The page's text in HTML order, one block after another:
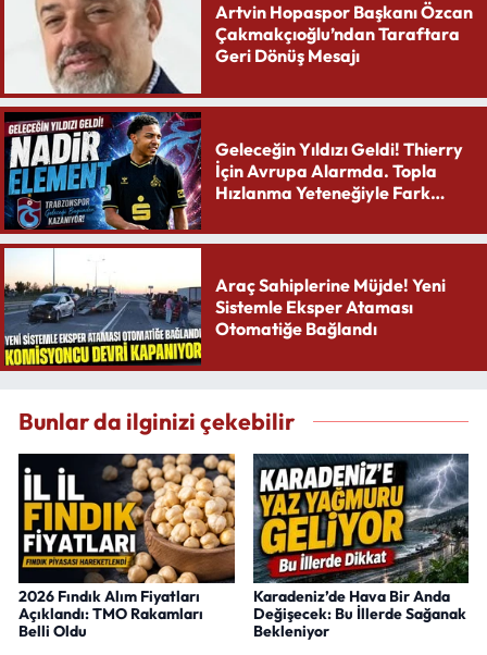
Artvin Hopaspor Başkanı Özcan
Çakmakçıoğlu’ndan Taraftara
Geri Dönüş Mesajı
Geleceğin Yıldızı Geldi! Thierry
İçin Avrupa Alarmda. Topla
Hızlanma Yeteneğiyle Fark
Araç Sahiplerine Müjde! Yeni
Sistemle Eksper Ataması
Otomatiğe Bağlandı
Bunlar da ilginizi çekebilir
2026 Fındık Alım Fiyatları
Açıklandı: TMO Rakamları
Belli Oldu
Karadeniz’de Hava Bir Anda
Değişecek: Bu İllerde Sağanak
Bekleniyor